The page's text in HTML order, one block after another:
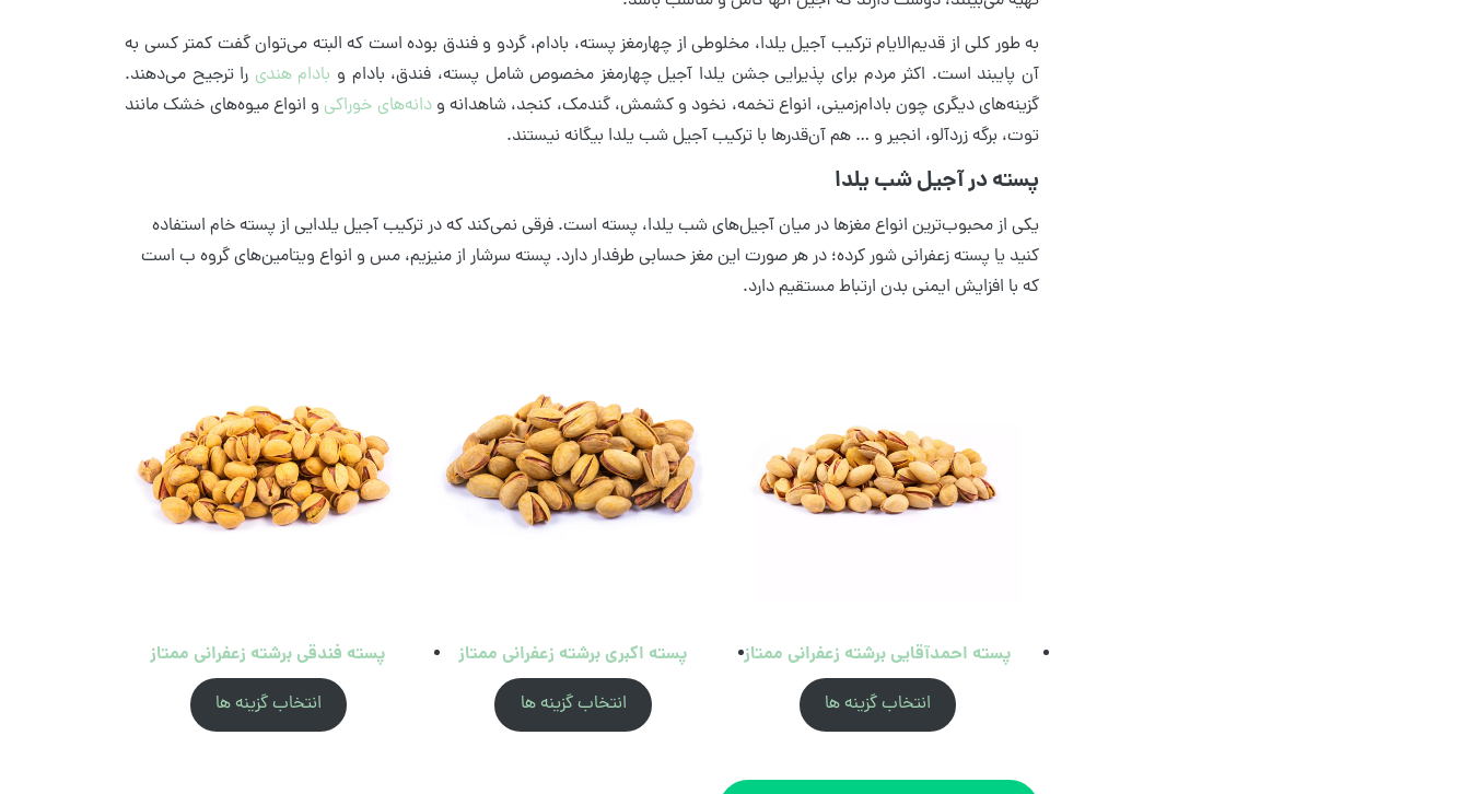
به طور کلی از قدیم‌الایام ترکیب آجیل یلدا، مخلوطی از چهارمغز پسته، بادام، گردو و فندق بوده است که البته می‌توان گفت کمتر کسی به
آن پایبند است. اکثر مردم برای پذیرایی جشن یلدا آجیل چهارمغز مخصوص شامل پسته، فندق، بادام و بادام هندی را ترجیح می‌دهند.
گزینه‌های دیگری چون بادام‌زمینی، انواع تخمه، نخود و کشمش، گندمک، کنجد، شاهدانه ودانه‌های خوراکی و انواع میوه‌های خشک مانند
توت، برگه زردآلو، انجیر و … هم آن‌قدرها با ترکیب آجیل شب یلدا بیگانه نیستند.
پسته در آجیل شب یلدا
یکی از محبوب‌ترین انواع مغزها در میان آجیل‌های شب یلدا، پسته است. فرقی نمی‌کند که در ترکیب آجیل یلدایی از پسته خام استفاده
کنید یا پسته زعفرانی شور کرده؛ در هر صورت این مغز حسابی طرفدار دارد. پسته سرشار از منیزیم، مس و انواع ویتامین‌های گروه ب است
که با افزایش ایمنی بدن ارتباط مستقیم دارد.
پسته احمدآقایی برشته زعفرانی ممتاز
انتخاب گزینه ها
پسته اکبری برشته زعفرانی ممتاز
انتخاب گزینه ها
پسته فندقی برشته زعفرانی ممتاز
انتخاب گزینه ها